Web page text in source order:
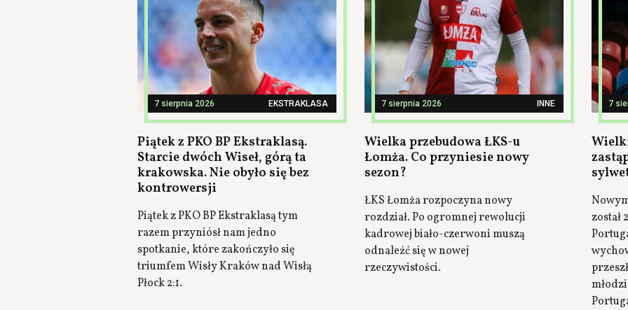
7 sierpnia 2026 EKSTRAKLASA
Piątek z PKO BP Ekstraklasą.
Starcie dwóch Wiseł, górą ta
krakowska. Nie obyło się bez
kontrowersji
Piątek z PKO BP Ekstraklasą tym
razem przyniósł nam jedno
spotkanie, które zakończyło się
triumfem Wisły Kraków nad Wisłą
Płock 2:1.
7 sierpnia 2026 INNE
Wielka przebudowa ŁKS-u
Łomża. Co przyniesie nowy
sezon?
ŁKS Łomża rozpoczyna nowy
rozdział. Po ogromnej rewolucji
kadrowej biało-czerwoni muszą
odnaleźć się w nowej
rzeczywistości.
7
został